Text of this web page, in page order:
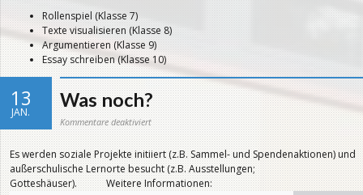
Rollenspiel (Klasse 7)
Texte visualisieren (Klasse 8)
Argumentieren (Klasse 9)
Essay schreiben (Klasse 10)
13
JAN.
Was noch?
Kommentare deaktiviertfür
Es werden soziale Projekte initiiert (z.B. Sammel- und Spendenaktionen) und
außerschulische Lernorte besucht (z.B. Ausstellungen;
Gotteshäuser). Weitere Informationen: